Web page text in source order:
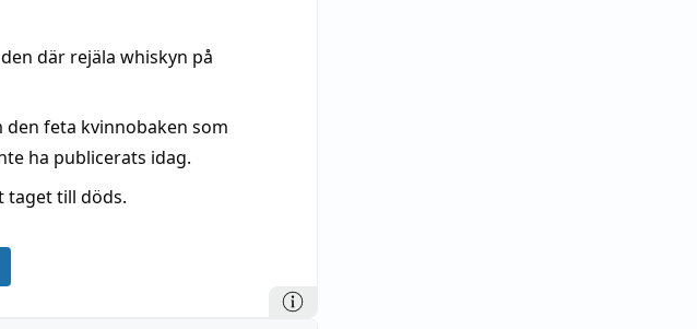
där rejäla whiskyn på
den feta kvinnobaken som
ha publicerats idag.
taget till döds.